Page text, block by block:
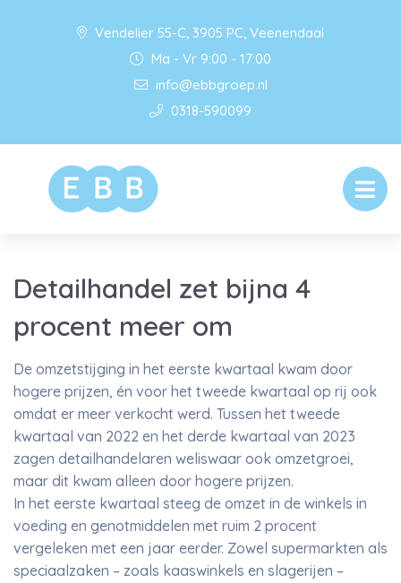
Vendelier 55-C, 3905 PC, Veenendaal
Ma - Vr 9:00 - 17:00
info@ebbgroep.nl
0318-590099
Detailhandel zet bijna 4
procent meer om
De omzetstijging in het eerste kwartaal kwam door
hogere prijzen, én voor het tweede kwartaal op rij ook
omdat er meer verkocht werd. Tussen het tweede
kwartaal van 2022 en het derde kwartaal van 2023
zagen detailhandelaren weliswaar ook omzetgroei,
maar dit kwam alleen door hogere prijzen.
In het eerste kwartaal steeg de omzet in de winkels in
voeding en genotmiddelen met ruim 2 procent
vergeleken met een jaar eerder. Zowel supermarkten als
speciaalzaken – zoals kaaswinkels en slagerijen –